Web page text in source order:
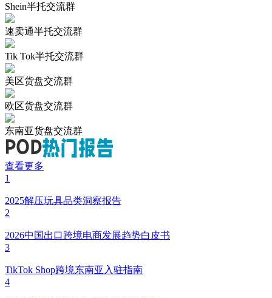
Shein半托交流群
速卖通半托交流群
Tik Tok半托交流群
美区货盘交流群
欧区货盘交流群
东南亚货盘交流群
查看更多
1
2025解压玩具品类洞察报告
2
2026中国出口跨境电商发展趋势白皮书
3
TikTok Shop跨境东南亚入驻指南
4